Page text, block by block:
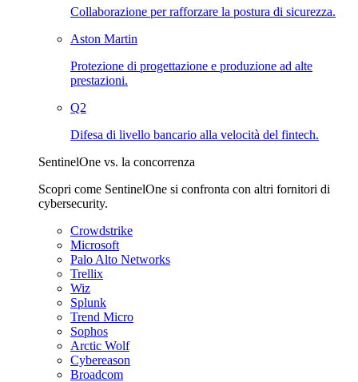
Collaborazione per rafforzare la postura di sicurezza.
Aston Martin
Protezione di progettazione e produzione ad alte
prestazioni.
Q2
Difesa di livello bancario alla velocità del fintech.
SentinelOne vs. la concorrenza
Scopri come SentinelOne si confronta con altri fornitori di
cybersecurity.
Crowdstrike
Microsoft
Palo Alto Networks
Trellix
Wiz
Splunk
Trend Micro
Sophos
Arctic Wolf
Cybereason
Broadcom